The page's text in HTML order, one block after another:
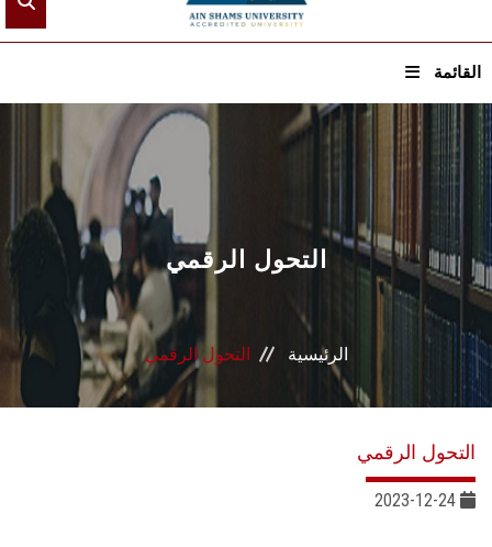
القائمة
عن الجامعة
القطاعـات
الشئون الأكاديمية
البحث العلمي
التحول الرقمي
الرئيسية التحول الرقمي
التحول الرقمي